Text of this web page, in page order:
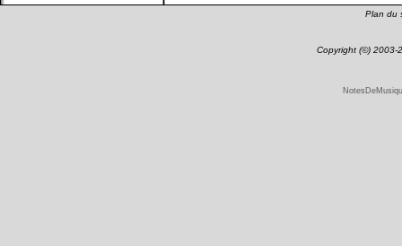
Plan du
Copyright (©) 2003-